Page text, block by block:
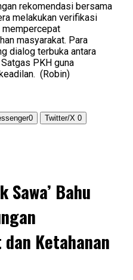
rekomendasi bersama
melakukan verifikasi
mempercepat
masyarakat. Para
dialog terbuka antara
PKH guna
(Robin)
0 Twitter/X 0
Bahu
Ketahanan